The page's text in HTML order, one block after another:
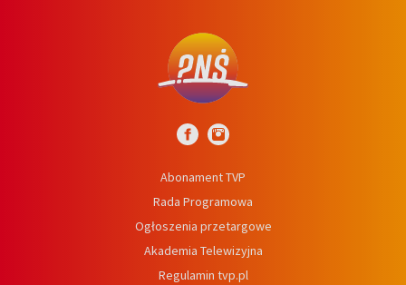
Abonament TVP
Rada Programowa
Ogłoszenia przetargowe
Akademia Telewizyjna
Regulamin tvp.pl